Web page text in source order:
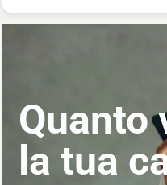
Quanto
la tua